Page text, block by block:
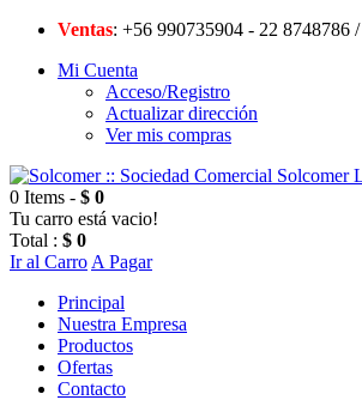
Ventas: +56 990735904 - 22 8748786 /
Mi Cuenta
Acceso/Registro
Actualizar dirección
Ver mis compras
0 Items - $ 0
Tu carro está vacio!
Total : $ 0
Ir al Carro A Pagar
Principal
Nuestra Empresa
Productos
Ofertas
Contacto